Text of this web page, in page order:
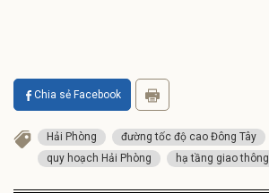
Chia sẻ Facebook
Hải Phòng
đường tốc độ cao Đông Tây
quy hoạch Hải Phòng
hạ tầng giao thông